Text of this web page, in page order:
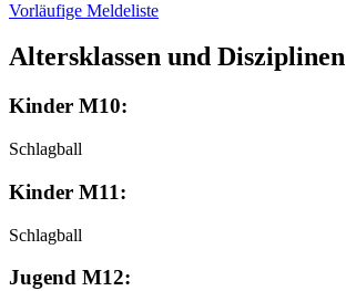
Vorläufige Meldeliste
Altersklassen und Disziplinen
Kinder M10:
Schlagball
Kinder M11:
Schlagball
Jugend M12: